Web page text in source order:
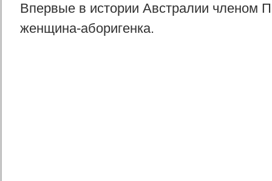
Впервые в истории Австралии членом
женщина-аборигенка.